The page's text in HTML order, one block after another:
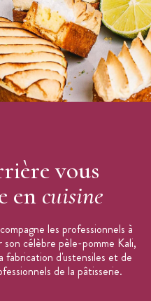
vous
en cuisine
les professionnels à
célèbre pèle-pomme Kali,
fabrication d'ustensiles et de
de la pâtisserie.